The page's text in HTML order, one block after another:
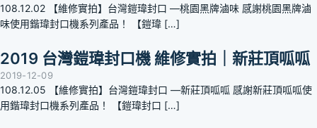
108.12.02 【維修實拍】台灣鎧瑋封口 —桃園黑牌滷味 感謝桃園黑牌滷
味使用鍇瑋封口機系列產品！ 【鎧瑋 […]
2019 台灣鎧瑋封口機 維修實拍｜新莊頂呱呱
2019-12-09
108.12.05 【維修實拍】台灣鎧瑋封口 —新莊頂呱呱 感謝新莊頂呱呱使
用鍇瑋封口機系列產品！ 【鎧瑋封口 […]